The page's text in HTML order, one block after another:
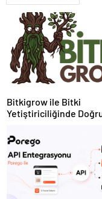
Bitkigrow ile Bitki
Yetiştiriciliğinde